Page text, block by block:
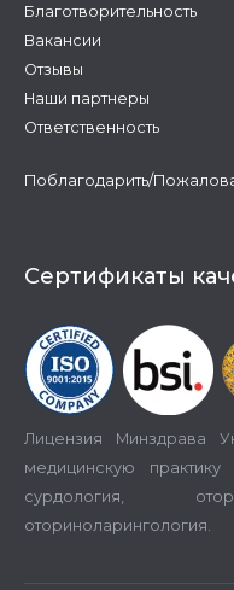
Благотворительность
Вакансии
Отзывы
Наши партнеры
Ответственность
Поблагодарить/
Сертификаты
Лицензия Минздрава
медицинскую
сурдология,
оториноларингология.